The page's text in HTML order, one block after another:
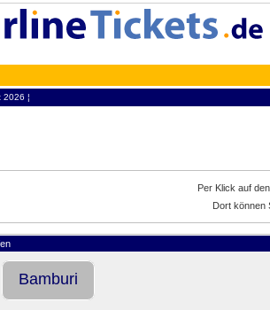
2026 ¦
Per Klick auf
Dort können
Bamburi